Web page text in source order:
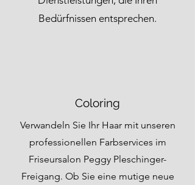
Bedürfnissen entsprechen.
Coloring
Verwandeln Sie Ihr Haar mit unseren
professionellen Farbservices im
Friseursalon Peggy Pleschinger-
Freigang. Ob Sie eine mutige neue